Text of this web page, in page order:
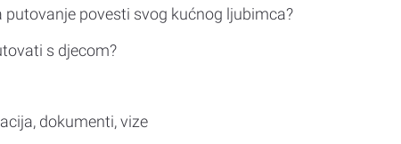
putovanje povesti svog kućnog ljubimca?
s djecom?
dokumenti, vize